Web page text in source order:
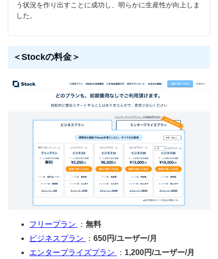
う状況を作り出すことに成功し、明らかに生産性が向上しま
した。
＜Stockの料金＞
フリープラン ： 無料
ビジネスプラン
： 650円/ユーザー/月
エンタープライズプラン
： 1,200円/ユーザー/月